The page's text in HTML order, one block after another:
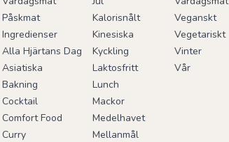
Påskmat
Ingredienser
Alla Hjärtans Dag
Asiatiska
Bakning
Cocktail
Comfort Food
Curry
Kalorisnålt
Kinesiska
Kyckling
Laktosfritt
Lunch
Mackor
Medelhavet
Mellanmål
Veganskt
Vegetariskt
Vinter
Vår